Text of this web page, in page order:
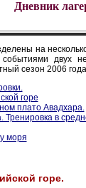
Дневник
на
двух
сезон 2006
горе
плато Авадхара.
в
моря
горе.